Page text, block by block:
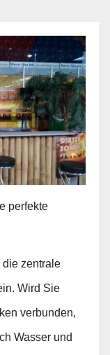
perfekte
die zentrale
Wird Sie
verbunden,
Wasser und